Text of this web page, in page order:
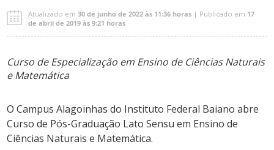
Atualizado em30 de junho de 2022 às 11:36 horas | Publicado em 17
de abril de 2019 às 9:21 horas
Curso de Especialização em Ensino de Ciências Naturais
e Matemática
O Campus Alagoinhas do Instituto Federal Baiano abre
Curso de Pós-Graduação Lato Sensu em Ensino de
Ciências Naturais e Matemática.